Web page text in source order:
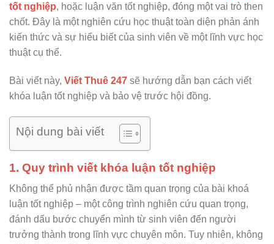
tốt nghiệp, hoặc luận văn tốt nghiệp, đóng một vai trò then
chốt. Đây là một nghiên cứu học thuật toàn diện phản ánh
kiến thức và sự hiểu biết của sinh viên về một lĩnh vực học
thuật cụ thể.
Bài viết này, Viết Thuê 247 sẽ hướng dẫn bạn cách viết
khóa luận tốt nghiệp và bảo vệ trước hội đồng.
Nội dung bài viết
1. Quy trình viết khóa luận tốt nghiệp
Không thể phủ nhận được tầm quan trọng của bài khoá
luận tốt nghiệp – một công trình nghiên cứu quan trọng,
đánh dấu bước chuyển mình từ sinh viên đến người
trưởng thành trong lĩnh vực chuyên môn. Tuy nhiên, không